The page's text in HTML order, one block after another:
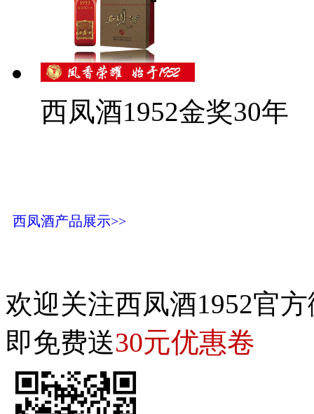
西凤酒1952金奖30年
西凤酒产品展示>>
欢迎关注西凤酒1952官
即免费送30元优惠卷